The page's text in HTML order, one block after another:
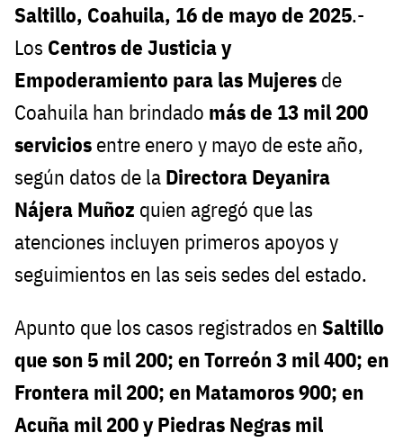
Saltillo, Coahuila, 16 de mayo de 2025.-
Los Centros de Justicia y
Empoderamiento para las Mujeres de
Coahuila han brindado más de 13 mil 200
servicios entre enero y mayo de este año,
según datos de la Directora Deyanira
Nájera Muñoz quien agregó que las
atenciones incluyen primeros apoyos y
seguimientos en las seis sedes del estado.
Apunto que los casos registrados en Saltillo
que son 5 mil 200; en Torreón 3 mil 400; en
Frontera mil 200; en Matamoros 900; en
Acuña mil 200 y Piedras Negras mil